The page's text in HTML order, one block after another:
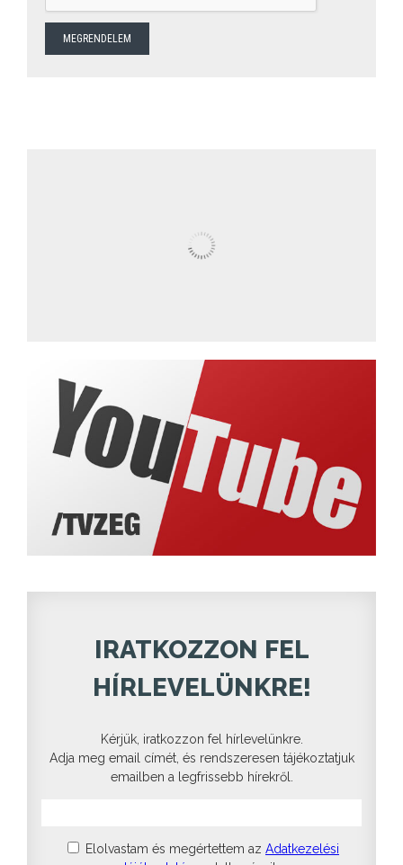
IRATKOZZON FEL
HÍRLEVELÜNKRE!
Kérjük, iratkozzon fel hírlevelünkre.
Adja meg email címét, és rendszeresen tájékoztatjuk
emailben a legfrissebb hírekről.
Elolvastam és megértettem az Adatkezelési